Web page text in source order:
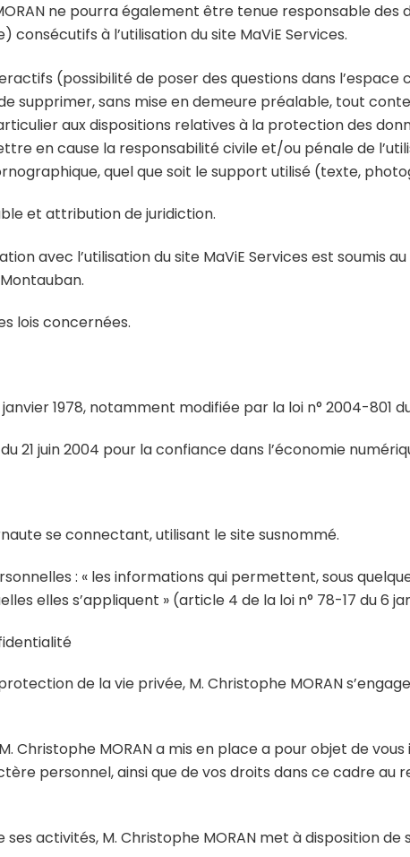
ne pourra également être tenue responsable
consécutifs à l’utilisation du site MaViE Services.
(possibilité de poser des questions dans
supprimer, sans mise en demeure préalable, tout
aux dispositions relatives à la protection des
en cause la responsabilité civile et/ou pénale de
quel que soit le support utilisé (texte,
et attribution de juridiction.
avec l’utilisation du site MaViE Services est soumis
lois concernées.
janvier 1978, notamment modifiée par la loi n° 2004-
21 juin 2004 pour la confiance dans l’économie
se connectant, utilisant le site susnommé.
: « les informations qui permettent, sous
elles s’appliquent » (article 4 de la loi n° 78-17 du 6
de la vie privée, M. Christophe MORAN
Christophe MORAN a mis en place a pour objet de
personnel, ainsi que de vos droits dans ce cadre
ses activités, M. Christophe MORAN met à disposition